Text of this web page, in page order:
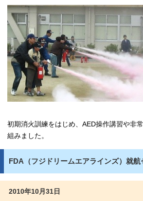
初期消火訓練をはじめ、AED操作講習や非
組みました。
FDA（フジドリームエアラインズ）就航
2010年10月31日